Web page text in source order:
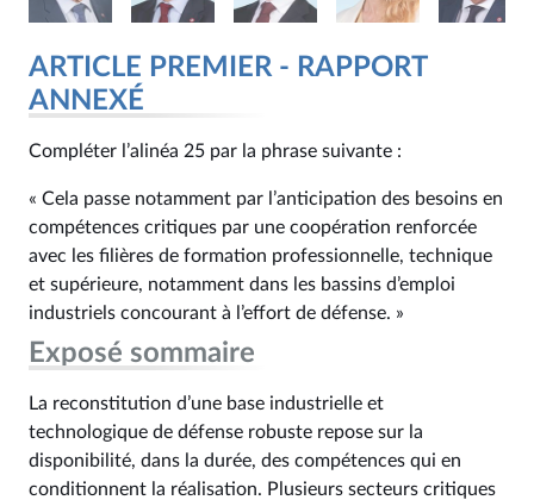
ARTICLE PREMIER - RAPPORT
ANNEXÉ
Compléter l’alinéa 25 par la phrase suivante :
« Cela passe notamment par l’anticipation des besoins en
compétences critiques par une coopération renforcée
avec les filières de formation professionnelle, technique
et supérieure, notamment dans les bassins d’emploi
industriels concourant à l’effort de défense. »
Exposé sommaire
La reconstitution d’une base industrielle et
technologique de défense robuste repose sur la
disponibilité, dans la durée, des compétences qui en
conditionnent la réalisation. Plusieurs secteurs critiques